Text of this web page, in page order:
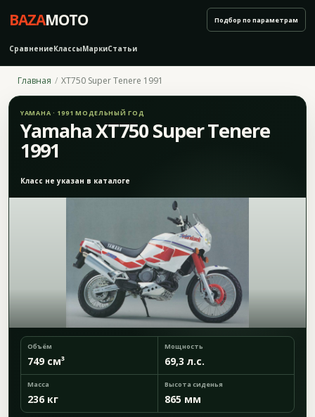
BAZAMOTO
СравнениеКлассыМаркиСтатьи
Подбор по параметрам
Главная XT750 Super Tenere 1991
YAMAHA · 1991 МОДЕЛЬНЫЙ ГОД
Yamaha XT750 Super Tenere
1991
Класс не указан в каталоге
Объём
749 см³
Мощность
69,3 л.с.
Масса
236 кг
Высота сиденья
865 мм